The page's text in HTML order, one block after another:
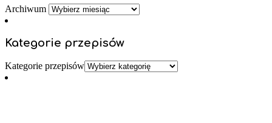
Archiwum
Kategorie przepisów
Kategorie przepisów